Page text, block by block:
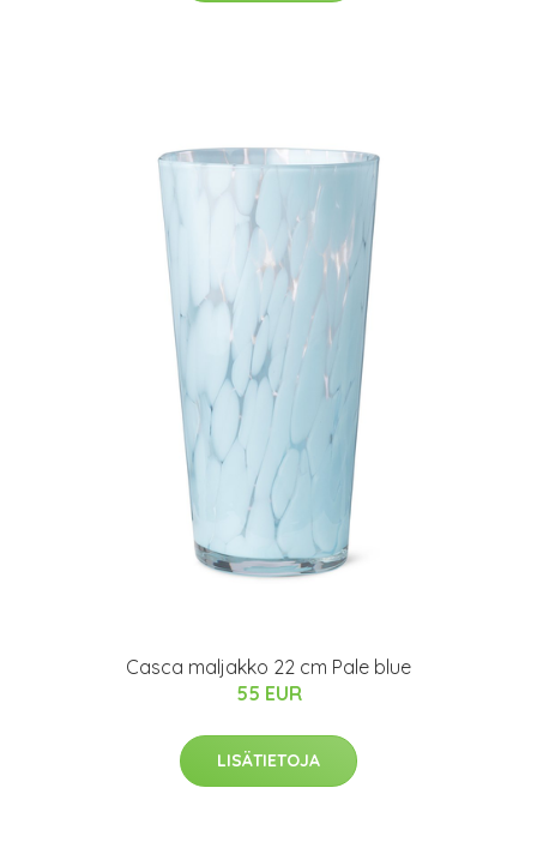
Casca maljakko 22 cm Pale blue
55 EUR
LISÄTIETOJA